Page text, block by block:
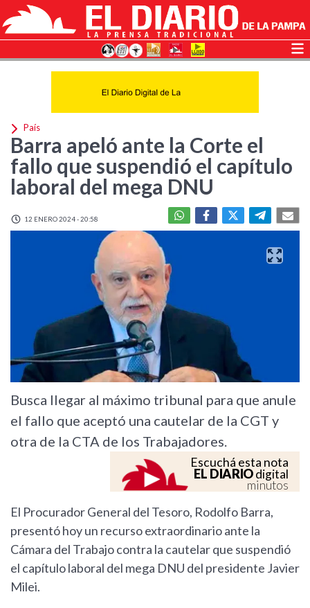
País
Barra apeló ante la Corte el
fallo que suspendió el capítulo
laboral del mega DNU
12 ENERO 2024 - 20:58
Busca llegar al máximo tribunal para que anule
el fallo que aceptó una cautelar de la CGT y
otra de la CTA de los Trabajadores.
Escuchá esta nota
EL DIARIOdigital
minutos
El Procurador General del Tesoro, Rodolfo Barra,
presentó hoy un recurso extraordinario ante la
Cámara del Trabajo contra la cautelar que suspendió
el capítulo laboral del mega DNU del presidente Javier
Milei.